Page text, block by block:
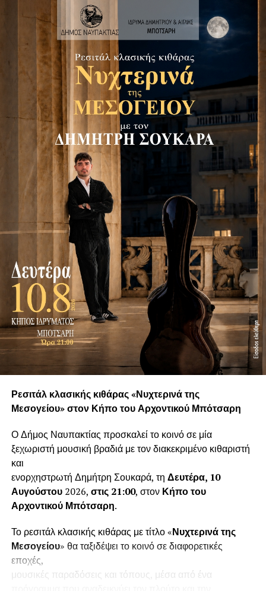
Ρεσιτάλ κλασικής κιθάρας «Νυχτερινά της
Μεσογείου» στον Κήπο του Αρχοντικού Μπότσαρη
Ο Δήμος Ναυπακτίας προσκαλεί το κοινό σε μία
ξεχωριστή μουσική βραδιά με τον διακεκριμένο κιθαριστή
και
ενορχηστρωτή Δημήτρη Σουκαρά, τη Δευτέρα, 10
Αυγούστου2026, στις 21:00, στον Κήπο του
Αρχοντικού Μπότσαρη.
Το ρεσιτάλ κλασικής κιθάρας με τίτλο «Νυχτερινά της
Μεσογείου» θα ταξιδέψει το κοινό σε διαφορετικές
εποχές,
μουσικές παραδόσεις και τόπους, μέσα από ένα